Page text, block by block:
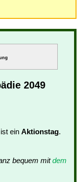
2049
ein Aktionstag.
bequem mitdem